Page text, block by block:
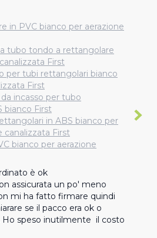
in PVC bianco per aerazione
tubo tondo a rettangolare
First
per tubi rettangolari bianco
First
incasso per tubo
bianco First
in ABS bianco per
canalizzata First
bianco per aerazione
è ok
assicurata un po' meno
mi ha fatto firmare quindi
se il pacco era ok o
Ho speso inutilmente  il costo